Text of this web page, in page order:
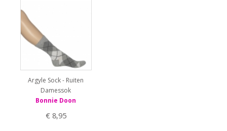
Argyle Sock - Ruiten
Damessok
Bonnie Doon
€ 8,95